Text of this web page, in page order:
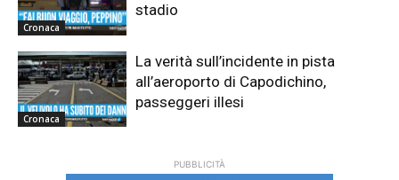
Cronaca
stadio
Cronaca
La verità sull’incidente in pista
all’aeroporto di Capodichino,
passeggeri illesi
PUBBLICITÀ